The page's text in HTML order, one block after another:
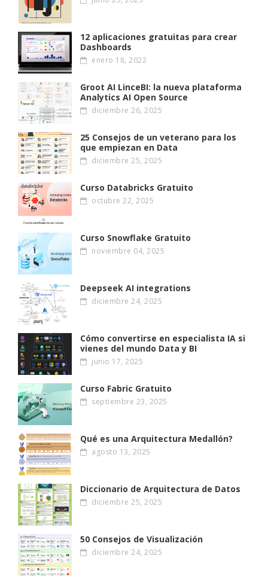
12 aplicaciones gratuitas para crear
Dashboards
enero 18, 2022
Groot AI LinceBI: la nueva plataforma
Analytics AI Open Source
diciembre 26, 2025
25 Consejos de un veterano para los
que empiezan en Data
diciembre 25, 2025
Curso Databricks Gratuito
octubre 22, 2025
Curso Snowflake Gratuito
noviembre 04, 2025
Deepseek AI integrations
diciembre 24, 2025
Cómo convertirse en especialista IA si
vienes del mundo Data y BI
junio 17, 2025
Curso Fabric Gratuito
septiembre 23, 2025
Qué es una Arquitectura Medallón?
agosto 13, 2025
Diccionario de Arquitectura de Datos
diciembre 25, 2025
50 Consejos de Visualización
diciembre 24, 2025